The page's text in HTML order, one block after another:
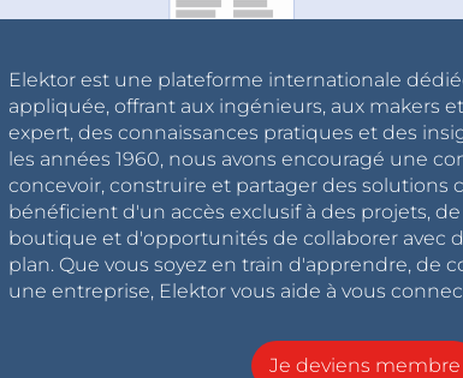
Elektor est une plateforme internationale
appliquée, offrant aux ingénieurs, aux makers
expert, des connaissances pratiques et des
les années 1960, nous avons encouragé une
concevoir, construire et partager des solutions
bénéficient d'un accès exclusif à des projets,
boutique et d'opportunités de collaborer avec
plan. Que vous soyez en train d'apprendre, de
une entreprise, Elektor vous aide à vous
Je deviens membre